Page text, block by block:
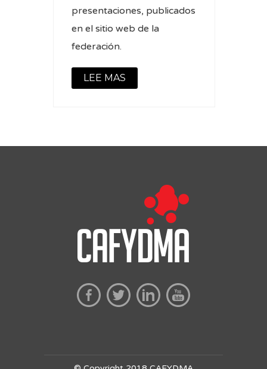
presentaciones, publicados
en el sitio web de la
federación.
LEE MAS